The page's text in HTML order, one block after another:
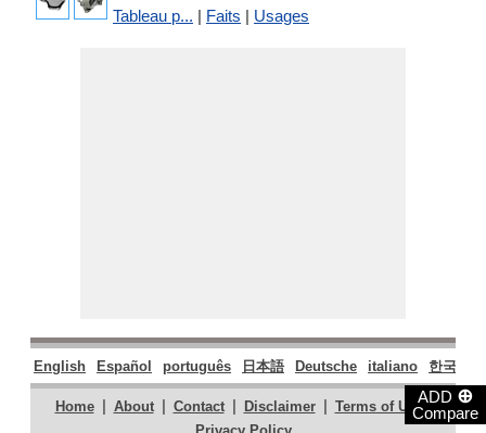
ADD ⊕
Compare
Tableau p... | Faits | Usages
English Español português 日本語 Deutsche italiano 한국어
Home | About | Contact | Disclaimer | Terms of Use |